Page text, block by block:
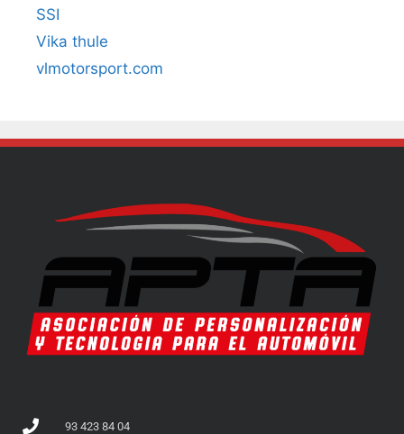
SSI
Vika thule
vlmotorsport.com
93 423 84 04